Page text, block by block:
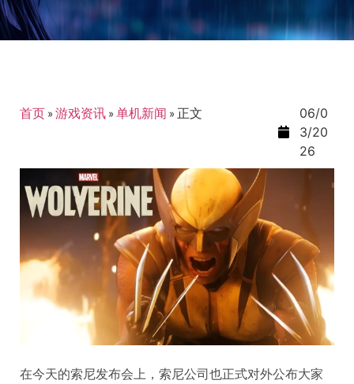
首页 »游戏资讯 »单机新闻 » 正文
06/0
3/20
26
在今天的索尼发布会上，索尼公司也正式对外公布大家